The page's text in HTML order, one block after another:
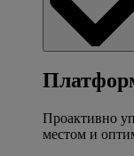
Проактивно
местом и